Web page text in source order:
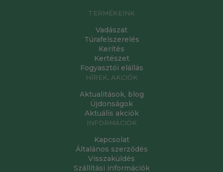
TERMÉKEINK
Vadászat
Túrafelszerelés
Kerítés
Kertészet
Fogyasztói elállás
HÍREK, AKCIÓK
Aktualitások, blog
Újdonságok
Aktuális akciók
INFORMÁCIÓK
Kapcsolat
Általános szerződés
Visszaküldés
Szállítási információk